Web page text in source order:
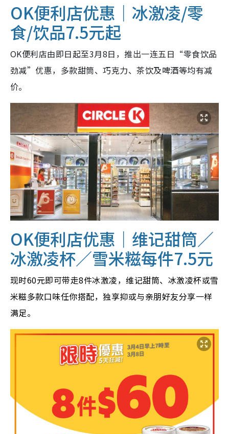
OK便利店优惠｜冰激凌/零
食/饮品7.5元起
OK便利店由即日起至3月8日，推出一连五日“零食饮品
劲减”优惠，多款甜筒、巧克力、茶饮及啤酒等均有减
价。
OK便利店优惠｜维记甜筒／
冰激凌杯／雪米糍每件7.5元
现时60元即可带走8件冰激凌，维记甜筒、冰激凌杯或雪
米糍多款口味任你搭配，独享抑或与亲朋好友分享一样
满足。